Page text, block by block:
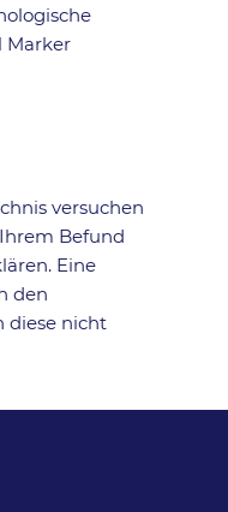
Marker
versuchen
Befund
Eine
den
diese nicht